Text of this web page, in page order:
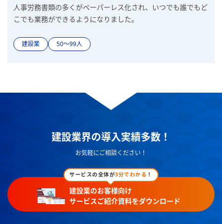
人事労務書類の多くがペーパーレス化され、いつでも誰でもど
こでも業務ができるようになりました。
建設業 50〜99人
建設業界の導入実績多数！
お気軽にご相談ください！
サービスの全体が3分でわかる ！
建設業のお客様向け
サービスご紹介資料をダウンロード